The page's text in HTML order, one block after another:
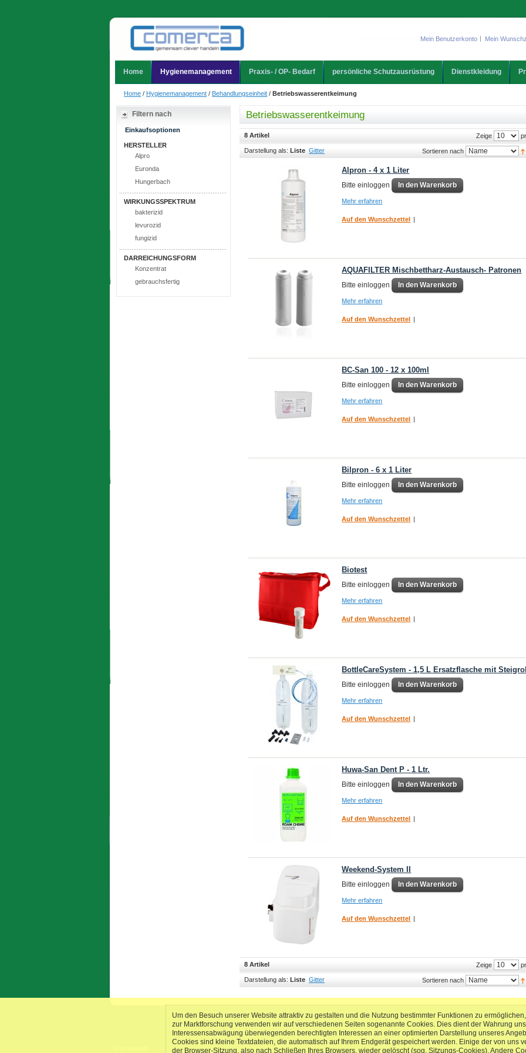
Mein Benutzerkonto Mein
Home Hygienemanagement Praxis- / OP- Bedarf persönliche Schutzausrüstung Dienstkleidung
Home / Hygienemanagement / Behandlungseinheit /Betriebswasserentkeimung
Betriebswasserentkeimung
8 Artikel Zeige
Darstellung als: Liste Gitter Sortieren nach
Alpron - 4 x 1 Liter
Bitte einloggen In den Warenkorb
Mehr erfahren
Auf den Wunschzettel |
AQUAFILTER Mischbettharz-Austausch- Patronen
Bitte einloggen In den Warenkorb
Mehr erfahren
Auf den Wunschzettel |
BC-San 100 - 12 x 100ml
Bitte einloggen In den Warenkorb
Mehr erfahren
Auf den Wunschzettel |
Bilpron - 6 x 1 Liter
Bitte einloggen In den Warenkorb
Mehr erfahren
Auf den Wunschzettel |
Biotest
Bitte einloggen In den Warenkorb
Mehr erfahren
Auf den Wunschzettel |
BottleCareSystem - 1,5 L Ersatzflasche mit
Bitte einloggen In den Warenkorb
Mehr erfahren
Auf den Wunschzettel |
Huwa-San Dent P - 1 Ltr.
Bitte einloggen In den Warenkorb
Mehr erfahren
Auf den Wunschzettel |
Weekend-System II
Bitte einloggen In den Warenkorb
Mehr erfahren
Auf den Wunschzettel |
8 Artikel Zeige
Darstellung als: Liste Gitter Sortieren nach
Filtern nach
Einkaufsoptionen
HERSTELLER
Alpro
Euronda
Hungerbach
WIRKUNGSSPEKTRUM
bakterizid
levurozid
fungizid
DARREICHUNGSFORM
Konzentrat
gebrauchsfertig
Um den Besuch unserer Website attraktiv zu gestalten und die Nutzung bestimmter Funktionen zu
zur Marktforschung verwenden wir auf verschiedenen Seiten sogenannte Cookies. Dies dient der Wahrung
Interessensabwägung überwiegenden berechtigten Interessen an einer optimierten Darstellung unseres
Cookies sind kleine Textdateien, die automatisch auf Ihrem Endgerät gespeichert werden. Einige der von uns
der Browser-Sitzung, also nach Schließen Ihres Browsers, wieder gelöscht (sog. Sitzungs-Cookies). Andere